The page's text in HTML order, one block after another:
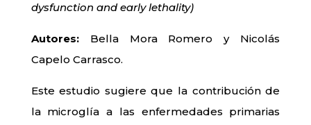
dysfunction and early lethality)
Autores:Bella Mora Romero y Nicolás
Capelo Carrasco.
Este estudio sugiere que la contribución de
la microglía a las enfermedades primarias